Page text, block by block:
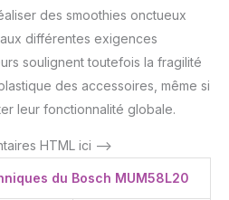
des smoothies onctueux
différentes exigences
soulignent toutefois la fragilité
des accessoires, même si
leur fonctionnalité globale.
HTML ici –>
du Bosch MUM58L20